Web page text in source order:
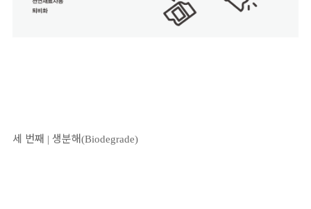
세 번째 | 생분해(Biodegrade)